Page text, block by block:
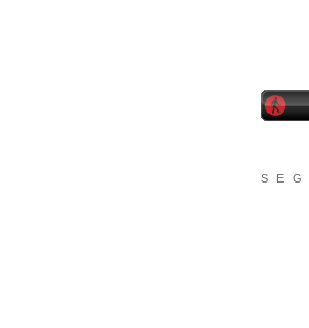
S E G